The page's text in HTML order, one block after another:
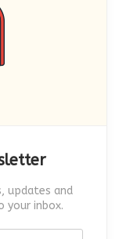
updates and
your inbox.